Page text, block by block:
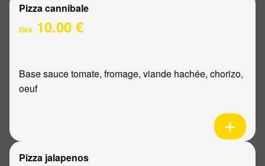
Pizza cannibale
Dès 10.00 €
Base sauce tomate, fromage, viande hachée, chorizo,
oeuf
Pizza jalapenos